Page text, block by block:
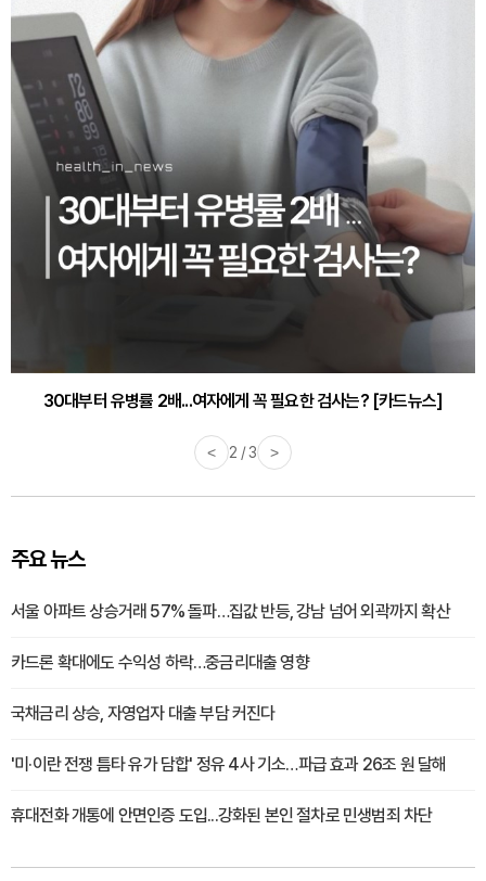
30대부터 유병률 2배...여자에게 꼭 필요한 검사는? [카드뉴스]
< 2 / 3 >
주요 뉴스
서울 아파트 상승거래 57% 돌파…집값 반등, 강남 넘어 외곽까지 확산
카드론 확대에도 수익성 하락…중금리대출 영향
국채금리 상승, 자영업자 대출 부담 커진다
'미·이란 전쟁 틈타 유가 담합' 정유 4사 기소…파급 효과 26조 원 달해
휴대전화 개통에 안면인증 도입...강화된 본인 절차로 민생범죄 차단